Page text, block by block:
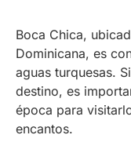
Boca Chica,
Dominicana, es
aguas turquesas.
destino, es
época para
encantos.